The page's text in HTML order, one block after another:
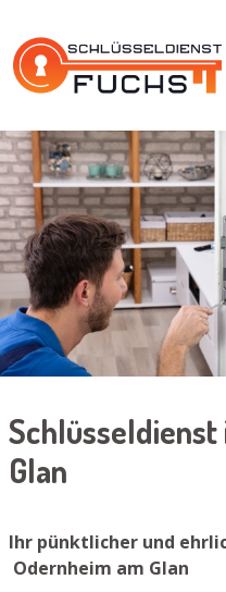
Glan
Ihr pünktlicher und
Odernheim am Glan